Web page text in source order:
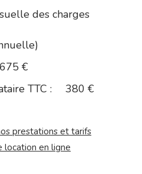
des charges
675 €
TTC :
380 €
prestations et tarifs
location en ligne